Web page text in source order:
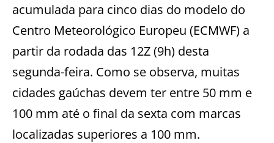
acumulada para cinco dias do modelo do
Centro Meteorológico Europeu (ECMWF) a
partir da rodada das 12Z (9h) desta
segunda-feira. Como se observa, muitas
cidades gaúchas devem ter entre 50 mm e
100 mm até o final da sexta com marcas
localizadas superiores a 100 mm.